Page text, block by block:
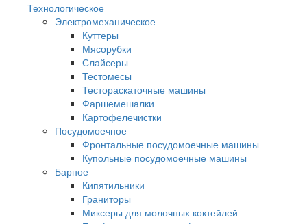
Технологическое
Электромеханическое
Куттеры
Мясорубки
Слайсеры
Тестомесы
Тестораскаточные машины
Фаршемешалки
Картофелечистки
Посудомоечное
Фронтальные посудомоечные машины
Купольные посудомоечные машины
Барное
Кипятильники
Граниторы
Миксеры для молочных коктейлей